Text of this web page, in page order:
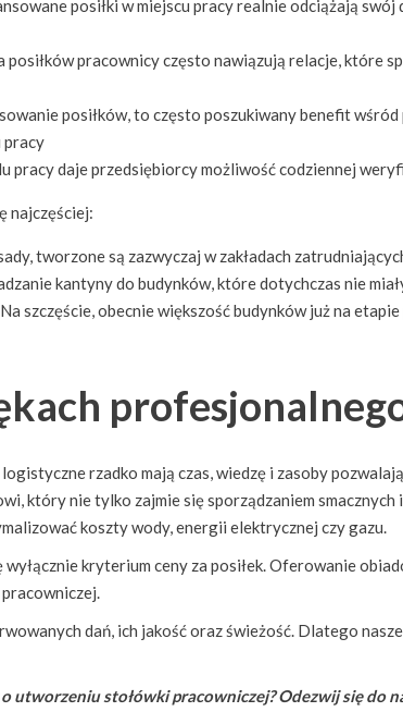
posiłki w miejscu pracy realnie odciążają swój
pracownicy często nawiązują relacje, które
posiłków, to często poszukiwany benefit
pracy
pracy daje przedsiębiorcy możliwość codziennej
najczęściej:
tworzone są zazwyczaj w zakładach
kantyny do budynków, które dotychczas nie
szczęście, obecnie większość budynków już na
rzadko mają czas, wiedzę i zasoby
który nie tylko zajmie się sporządzaniem smacznych
koszty wody, energii elektrycznej czy gazu.
kryterium ceny za posiłek. Oferowanie
pracowniczej.
dań, ich jakość oraz świeżość. Dlatego
utworzeniu stołówki pracowniczej? Odezwij się do